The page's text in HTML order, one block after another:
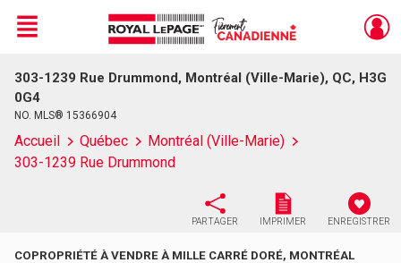
Live
En Direct
Menu
303-1239 Rue Drummond, Montréal (Ville-Marie), QC, H3G
0G4
NO. MLS® 15366904
Accueil Québec
Montréal (Ville-Marie)
303-1239 Rue Drummond
PARTAGER IMPRIMER ENREGISTRER
COPROPRIÉTÉ À VENDRE À MILLE CARRÉ DORÉ, MONTRÉAL